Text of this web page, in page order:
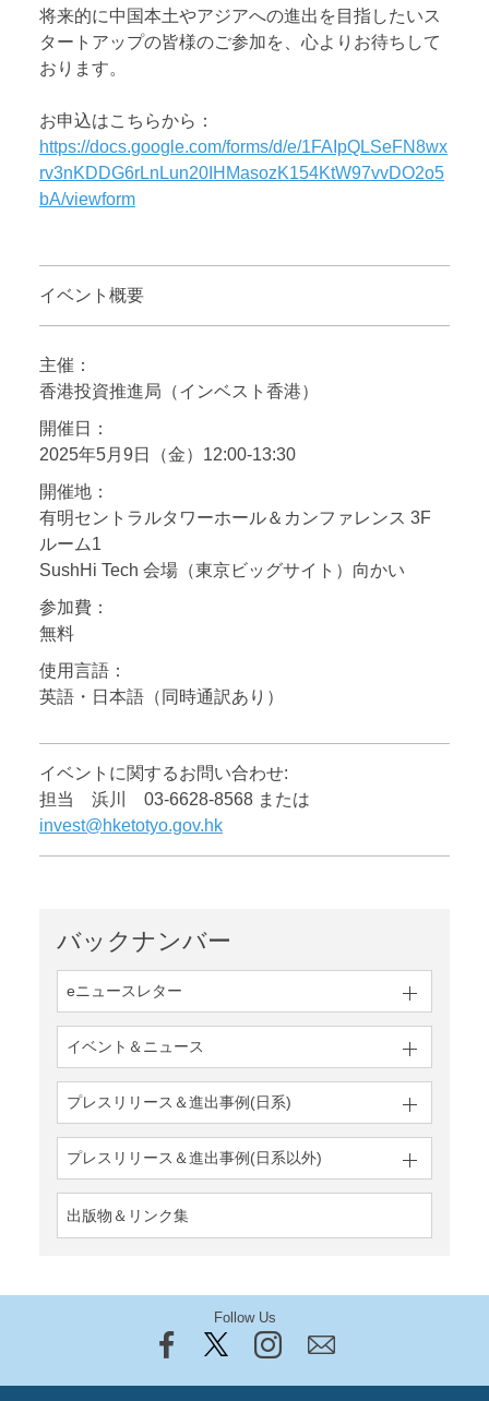
バックナンバー
eニュースレター
イベント＆ニュース
プレスリリース＆進出事例(日系)
プレスリリース＆進出事例(日系以外)
出版物＆リンク集
将来的に中国本土やアジアへの進出を目指したいス
タートアップの皆様のご参加を、心よりお待ちして
おります。
お申込はこちらから：
https://docs.google.com/forms/d/e/1FAIpQLSeFN8wx
rv3nKDDG6rLnLun20IHMasozK154KtW97vvDO2o5
bA/viewform
イベント概要
主催：
香港投資推進局（インベスト香港）
開催日：
2025年5月9日（金）12:00-13:30
開催地：
有明セントラルタワーホール＆カンファレンス 3F
ルーム1
SushHi Tech 会場（東京ビッグサイト）向かい
参加費：
無料
使用言語：
英語・日本語（同時通訳あり）
イベントに関するお問い合わせ:
担当 浜川 03-6628-8568 または
invest@hketotyo.gov.hk
Follow Us